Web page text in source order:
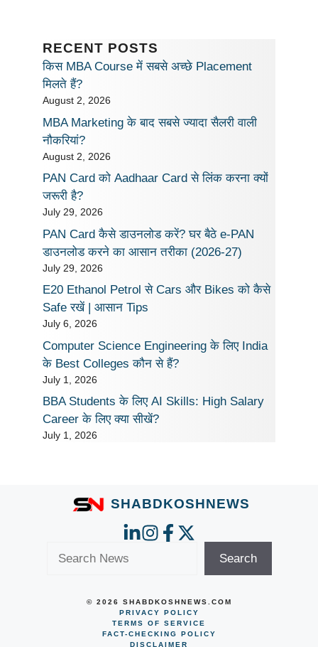
RECENT POSTS
किस MBA Course में सबसे अच्छे Placement
मिलते हैं?
August 2, 2026
MBA Marketing के बाद सबसे ज्यादा सैलरी वाली
नौकरियां?
August 2, 2026
PAN Card को Aadhaar Card से लिंक करना क्यों
जरूरी है?
July 29, 2026
PAN Card कैसे डाउनलोड करें? घर बैठे e-PAN
डाउनलोड करने का आसान तरीका (2026-27)
July 29, 2026
E20 Ethanol Petrol से Cars और Bikes को कैसे
Safe रखें | आसान Tips
July 6, 2026
Computer Science Engineering के लिए India
के Best Colleges कौन से हैं?
July 1, 2026
BBA Students के लिए AI Skills: High Salary
Career के लिए क्या सीखें?
July 1, 2026
SHABDKOSHNEWS
Search
© 2026 SHABDKOSHNEWS.COM
PRIVACY POLICY
TERMS OF SERVICE
FACT-CHECKING POLICY
DISCLAIMER